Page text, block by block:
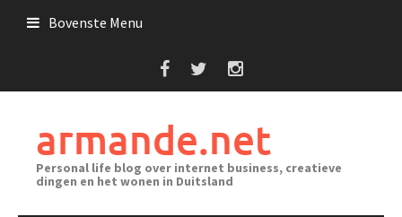
Bovenste Menu
armande.net
Personal life blog over internet business, creatieve
dingen en het wonen in Duitsland